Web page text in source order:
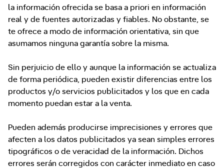
la información ofrecida se basa a priori en información
real y de fuentes autorizadas y fiables. No obstante, se
te ofrece a modo de información orientativa, sin que
asumamos ninguna garantía sobre la misma.
Sin perjuicio de ello y aunque la información se actualiza
de forma periódica, pueden existir diferencias entre los
productos y/o servicios publicitados y los que en cada
momento puedan estar a la venta.
Pueden además producirse imprecisiones y errores que
afecten a los datos publicitados ya sean simples errores
tipográficos o de veracidad de la información. Dichos
errores serán corregidos con carácter inmediato en caso